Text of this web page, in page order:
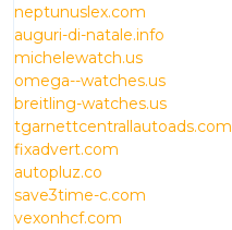
neptunuslex.com
auguri-di-natale.info
michelewatch.us
omega--watches.us
breitling-watches.us
tgarnettcentrallautoads.com
fixadvert.com
autopluz.co
save3time-c.com
vexonhcf.com